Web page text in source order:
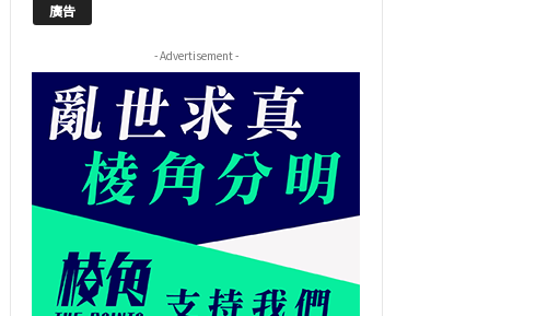
廣告
- Advertisement -